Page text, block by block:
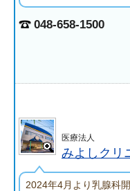
048-658-1500
医療法人
みよしクリ
2024年4月より乳腺科